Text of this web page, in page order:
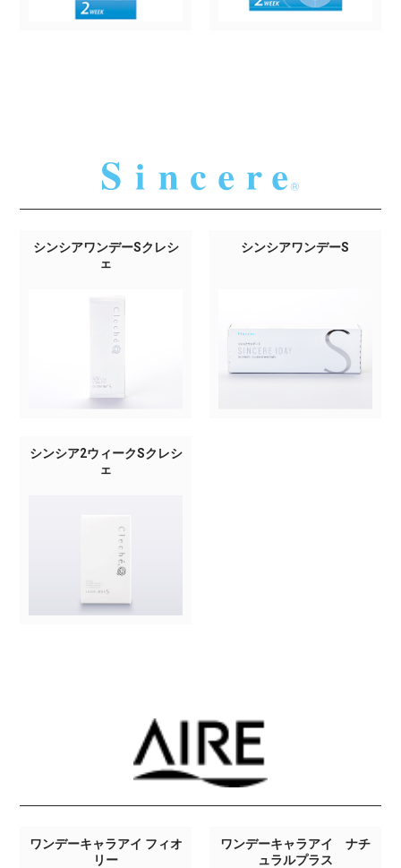
シンシアワンデーSクレシ
ェ
シンシアワンデーS
シンシア2ウィークSクレシ
ェ
ワンデーキャラアイ フィオ
リー
ワンデーキャラアイ ナチ
ュラルプラス